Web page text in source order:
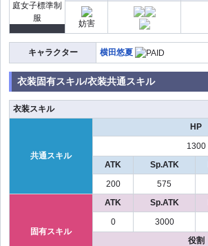
妨害
キャラクター 横田悠夏
衣装固有スキル/衣装共通スキル
衣装スキル
共通スキル
HP
1300
ATK
Sp.ATK
200
575
固有スキル
ATK Sp.ATK
0
3000
役割